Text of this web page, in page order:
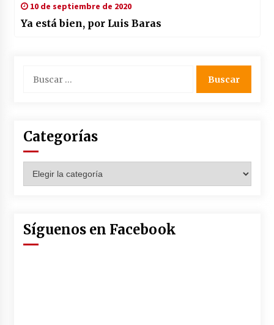
10 de septiembre de 2020
Ya está bien, por Luis Baras
Categorías
Síguenos en Facebook